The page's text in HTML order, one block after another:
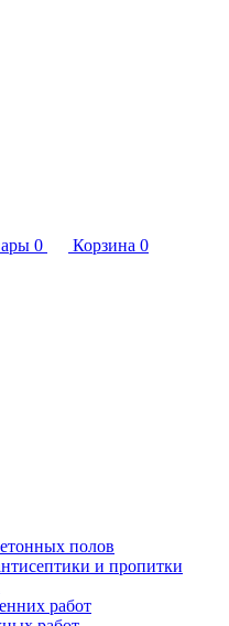
0 Корзина 0
полов
и пропитки
работ